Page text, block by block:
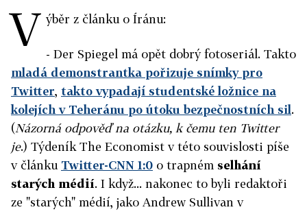
V ýběr z článku o Íránu:
- Der Spiegel má opět dobrý fotoseriál. Takto
mladá demonstrantka pořizuje snímky pro
Twitter, takto vypadají studentské ložnice na
kolejích v Teheránu po útoku bezpečnostních sil.
(Názorná odpověď na otázku, k čemu ten Twitter
je.) Týdeník The Economist v této souvislosti píše
v článku Twitter-CNN 1:0 o trapném selhání
starých médií. I když... nakonec to byli redaktoři
ze "starých" médií, jako Andrew Sullivan v